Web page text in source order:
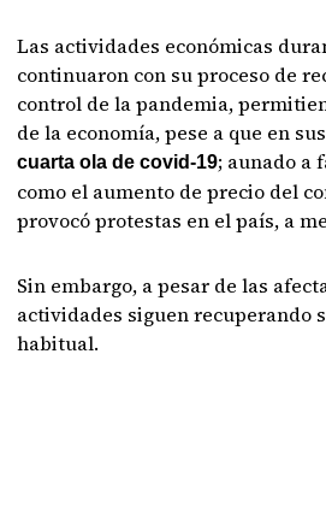
Las actividades económicas
continuaron con su proceso de
control de la pandemia,
de la economía, pese a que en
cuarta ola de covid-19; aunado a
como el aumento de precio del
provocó protestas en el país, a
Sin embargo, a pesar de las
actividades siguen recuperando
habitual.